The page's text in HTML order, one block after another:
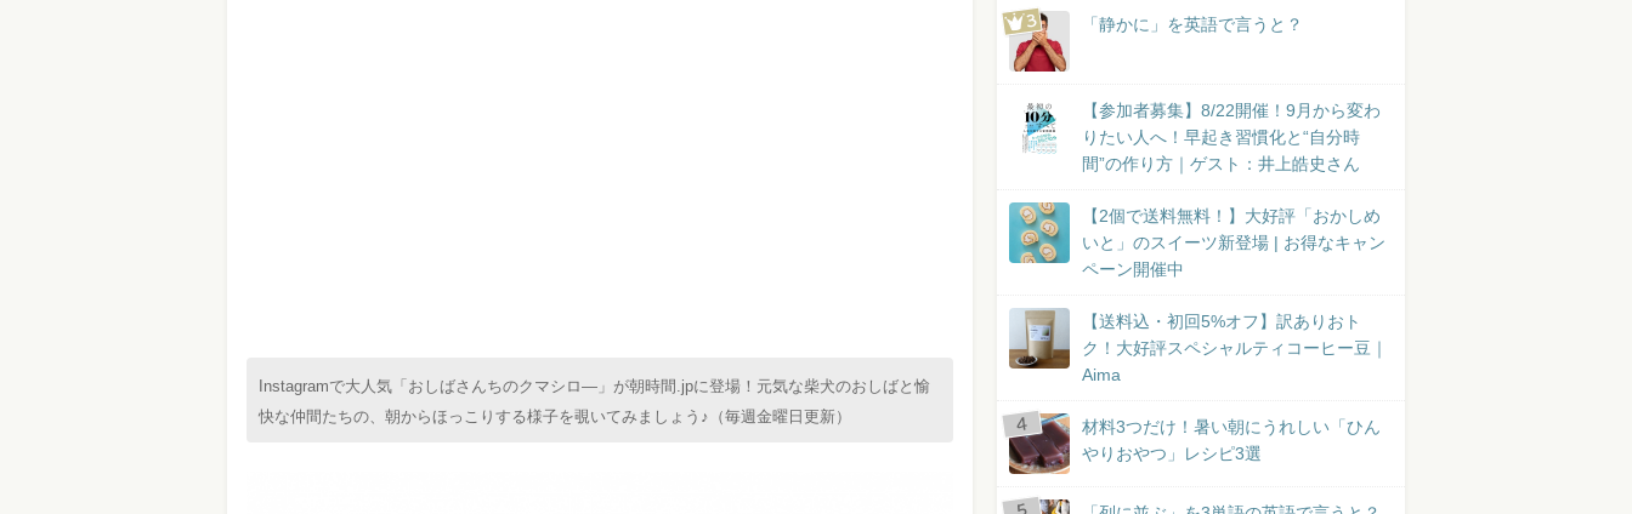
Instagramで大人気「おしばさんちのクマシロ―」が朝時間.jpに登場！元気な柴犬のおしばと愉
快な仲間たちの、朝からほっこりする様子を覗いてみましょう♪（毎週金曜日更新）
「静かに」を英語で言うと？
【参加者募集】8/22開催！9月から変わ
りたい人へ！早起き習慣化と“自分時
間”の作り方｜ゲスト：井上皓史さん
【2個で送料無料！】大好評「おかしめ
いと」のスイーツ新登場 | お得なキャン
ペーン開催中
【送料込・初回5%オフ】訳ありおト
ク！大好評スペシャルティコーヒー豆｜
Aima
材料3つだけ！暑い朝にうれしい「ひん
やりおやつ」レシピ3選